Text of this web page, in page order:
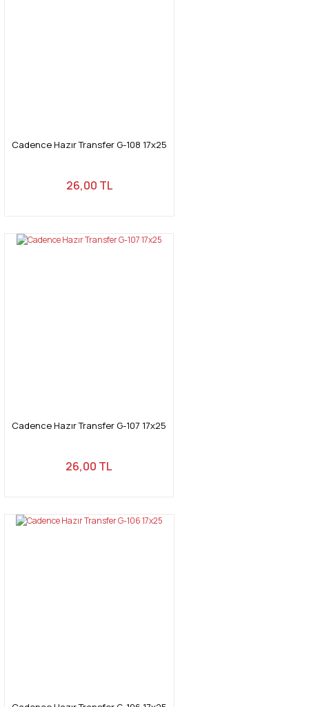
Cadence Hazır Transfer G-108 17x25
26,00 TL
Cadence Hazır Transfer G-107 17x25
26,00 TL